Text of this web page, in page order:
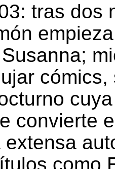
tras dos
convierte
extensa
como